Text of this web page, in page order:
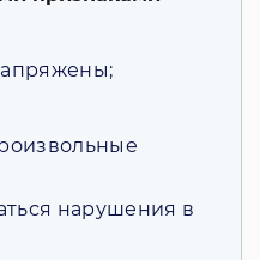
нарушения в